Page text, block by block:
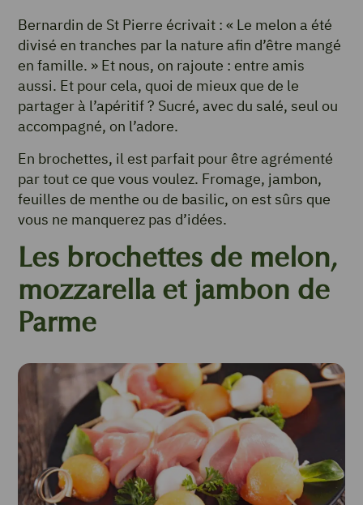
Bernardin de St Pierre écrivait : « Le melon a été
divisé en tranches par la nature afin d’être mangé
en famille. » Et nous, on rajoute : entre amis
aussi. Et pour cela, quoi de mieux que de le
partager à l’apéritif ? Sucré, avec du salé, seul ou
accompagné, on l’adore.
En brochettes, il est parfait pour être agrémenté
par tout ce que vous voulez. Fromage, jambon,
feuilles de menthe ou de basilic, on est sûrs que
vous ne manquerez pas d’idées.
Les brochettes de melon,
mozzarella et jambon de
Parme